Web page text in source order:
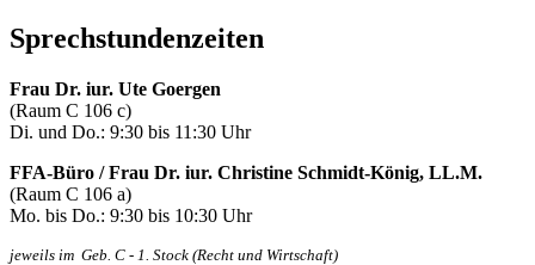
Sprechstundenzeiten
Frau Dr. iur. Ute Goergen
(Raum C 106 c)
Di. und Do.: 9:30 bis 11:30 Uhr
FFA-Büro / Frau Dr. iur. Christine Schmidt-König, LL.M.
(Raum C 106 a)
Mo. bis Do.: 9:30 bis 10:30 Uhr
jeweils im Geb. C - 1. Stock (Recht und Wirtschaft)